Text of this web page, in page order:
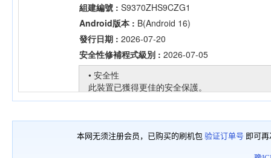
本网无须注册会员，已购买的刷机包 验证订单号 即可